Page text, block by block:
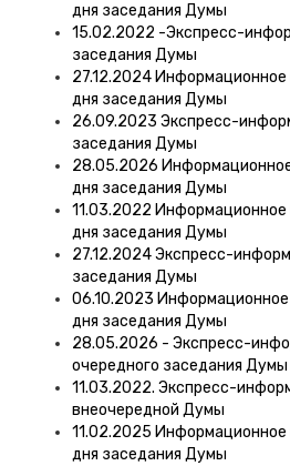
дня заседания Думы
15.02.2022 -Экспресс-
заседания Думы
27.12.2024 Информационное
дня заседания Думы
26.09.2023 Экспресс-
заседания Думы
28.05.2026
дня заседания Думы
11.03.2022 Информационное
дня заседания Думы
27.12.2024 Экспресс-
заседания Думы
06.10.2023 Информационное
дня заседания Думы
28.05.2026 - Экспресс-
очередного заседания Думы
11.03.2022. Экспресс-
внеочередной Думы
11.02.2025 Информационное
дня заседания Думы